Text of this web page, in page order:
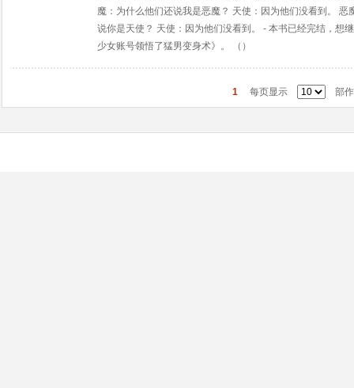
魔：为什么他们还说我是恶魔？ 天使：因为他们没看到。
说你是天使？ 天使：因为他们没看到。 - 本书已经完结，想
少女账号领悟了猛男变身术》。 （）
1 每页显示 部